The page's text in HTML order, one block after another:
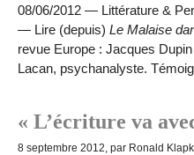
08/06/2012 — Littérature &
— Lire (depuis) Le Malaise
revue Europe : Jacques
Lacan, psychanalyste.
« L’écriture va
8 septembre 2012, par Ronald